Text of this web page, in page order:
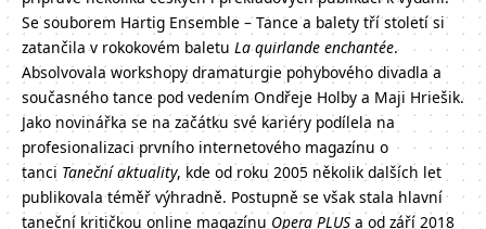
Se souborem Hartig Ensemble – Tance a balety tří století si
zatančila v rokokovém baletu La quirlande enchantée.
Absolvovala workshopy dramaturgie pohybového divadla a
současného tance pod vedením Ondřeje Holby a Maji Hriešik.
Jako novinářka se na začátku své kariéry podílela na
profesionalizaci prvního internetového magazínu o
tanci Taneční aktuality, kde od roku 2005 několik dalších let
publikovala téměř výhradně. Postupně se však stala hlavní
taneční kritičkou online magazínu Opera PLUS a od září 2018